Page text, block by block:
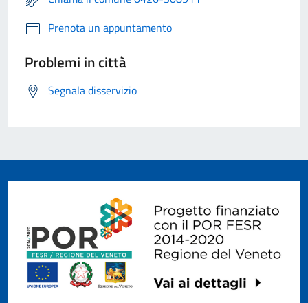
Prenota un appuntamento
Problemi in città
Segnala disservizio